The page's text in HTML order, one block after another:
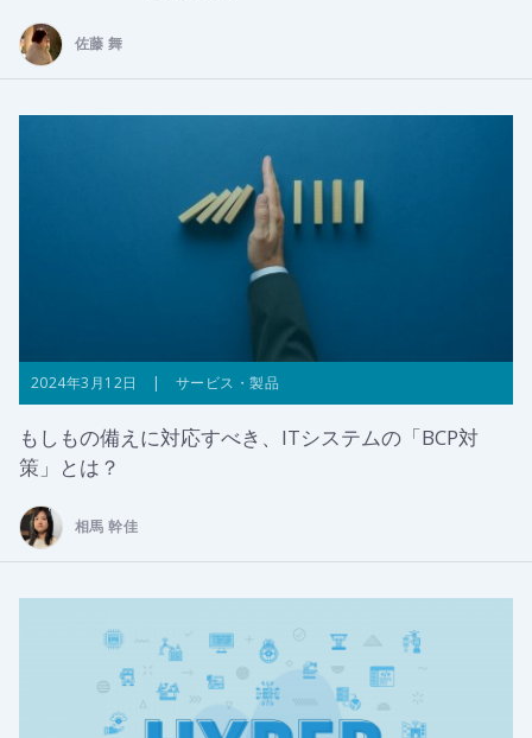
佐藤 舞
2024年3月12日 | サービス・製品
もしもの備えに対応すべき、ITシステムの「BCP対
策」とは？
相馬 幹佳